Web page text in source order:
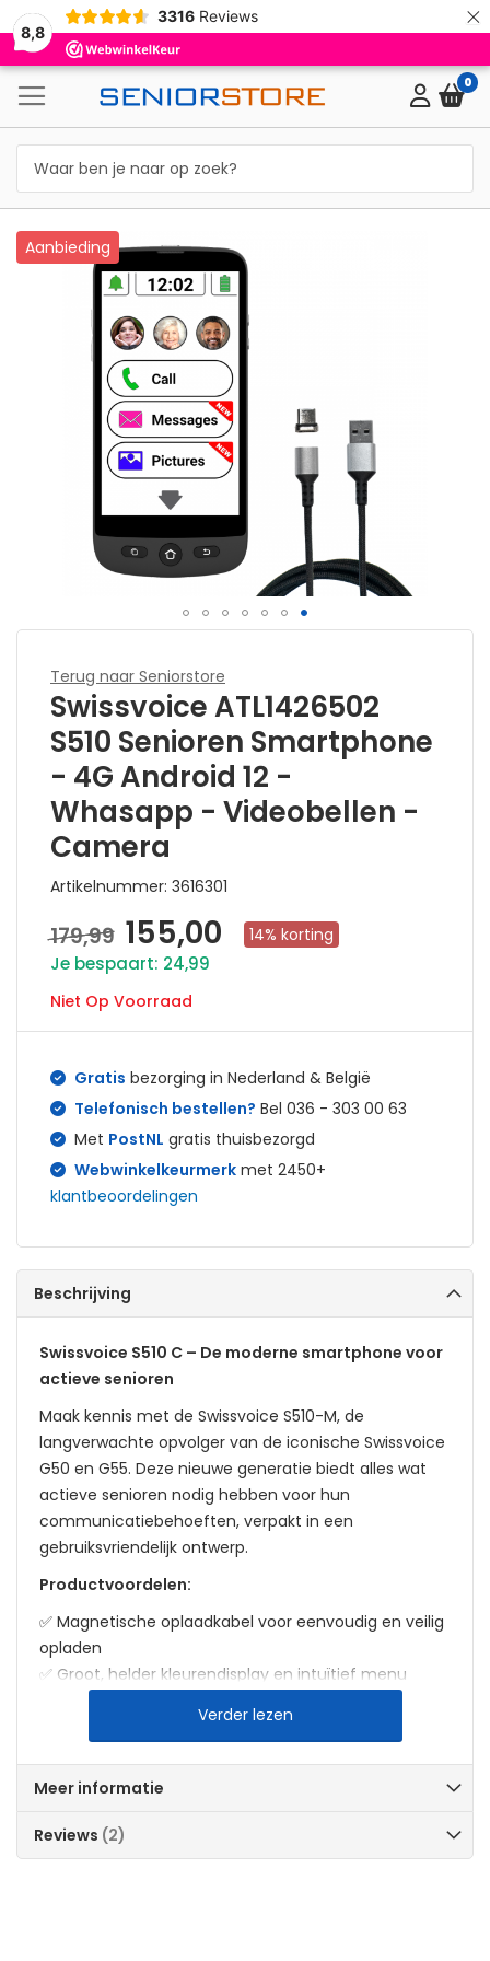
8,8
3316 Reviews ×
0
Terug naar Seniorstore
Swissvoice ATL1426502
S510 Senioren Smartphone
- 4G Android 12 -
Whasapp - Videobellen -
Camera
Artikelnummer 3616301
179,99 Aanbiedingsprijs
155,00 14% korting
Je bespaart: 24,99
Niet Op Voorraad
Gratis bezorging in Nederland & België
Telefonisch bestellen? Bel 036 - 303 00 63
Met PostNL gratis thuisbezorgd
Webwinkelkeurmerk met 2450+
klantbeoordelingen
Aanbieding
Ga
naar
afbeeldingen-
begin
afbeeldingen-
gallerij
Beschrijving
Swissvoice S510 C – De moderne smartphone voor
actieve senioren
Maak kennis met de Swissvoice S510-M, de
langverwachte opvolger van de iconische Swissvoice
G50 en G55. Deze nieuwe generatie biedt alles wat
actieve senioren nodig hebben voor hun
communicatiebehoeften, verpakt in een
gebruiksvriendelijk ontwerp.
Productvoordelen:
✅ Magnetische oplaadkabel voor eenvoudig en veilig
opladen
✅ Groot, helder kleurendisplay en intuïtief menu
✅ Vereenvoudigd WhatsApp-menu met grote
✅ Extra luide beltoon en trilfunctie voor oproepen die
✅ Compatibel met gehoorapparaten (M4/T4) voor
helder geluid
Verder lezen
Meer informatie
Reviews 2